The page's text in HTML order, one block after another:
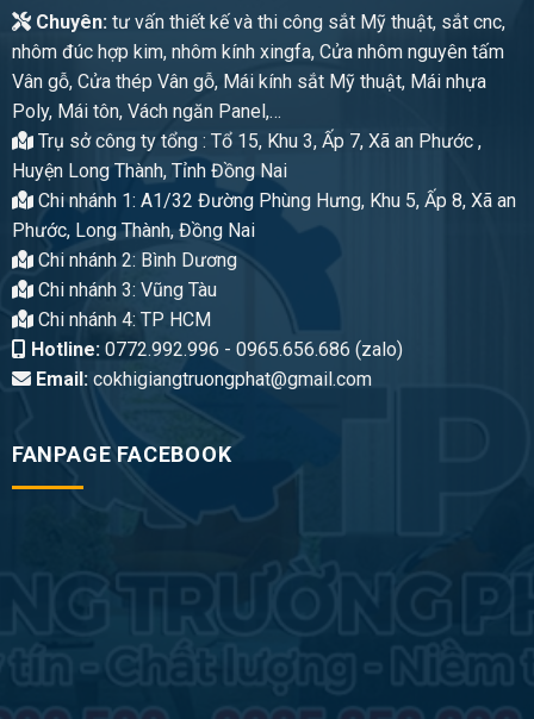
Chuyên:tư vấn thiết kế và thi công sắt Mỹ thuật, sắt cnc,
nhôm đúc hợp kim, nhôm kính xingfa, Cửa nhôm nguyên tấm
Vân gỗ, Cửa thép Vân gỗ, Mái kính sắt Mỹ thuật, Mái nhựa
Poly, Mái tôn, Vách ngăn Panel,…
Trụ sở công ty tổng : Tổ 15, Khu 3, Ấp 7, Xã an Phước ,
Huyện Long Thành, Tỉnh Đồng Nai
Chi nhánh 1: A1/32 Đường Phùng Hưng, Khu 5, Ấp 8, Xã an
Phước, Long Thành, Đồng Nai
Chi nhánh 2: Bình Dương
Chi nhánh 3: Vũng Tàu
Chi nhánh 4: TP HCM
Hotline:0772.992.996 - 0965.656.686 (zalo)
Email:cokhigiangtruongphat@gmail.com
FANPAGE FACEBOOK